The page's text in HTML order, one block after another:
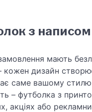
з
мають
– кожен дизайн
саме вашому
– футболка з
акціях або